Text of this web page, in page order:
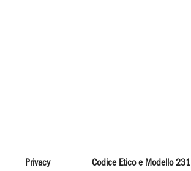
Privacy Codice Etico e Modello 231